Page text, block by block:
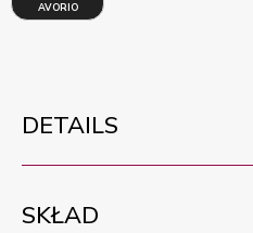
AVORIO
DETAILS
SKŁAD